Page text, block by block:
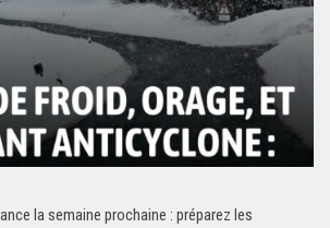
la semaine prochaine : préparez les